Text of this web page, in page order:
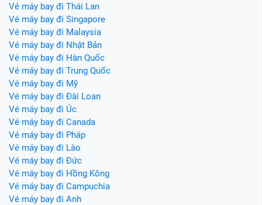
Vé máy bay đi Thái Lan
Vé máy bay đi Singapore
Vé máy bay đi Malaysia
Vé máy bay đi Nhật Bản
Vé máy bay đi Hàn Quốc
Vé máy bay đi Trung Quốc
Vé máy bay đi Mỹ
Vé máy bay đi Đài Loan
Vé máy bay đi Úc
Vé máy bay đi Canada
Vé máy bay đi Pháp
Vé máy bay đi Lào
Vé máy bay đi Đức
Vé máy bay đi Hồng Kông
Vé máy bay đi Campuchia
Vé máy bay đi Anh